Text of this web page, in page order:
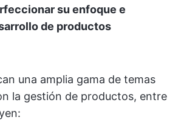
su enfoque e
de productos
una amplia gama de temas
la gestión de productos, entre